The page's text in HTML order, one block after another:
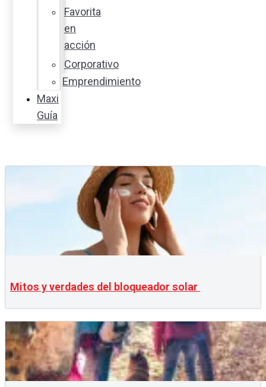
Favorita
en
acción
Corporativo
Emprendimiento
Maxi
Guía
Mitos y verdades del bloqueador solar